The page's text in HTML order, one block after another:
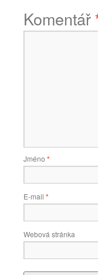
Komentář
Jméno *
E-mail *
Webová stránka